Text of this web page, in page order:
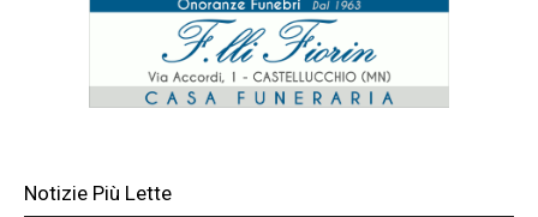
Notizie Più Lette